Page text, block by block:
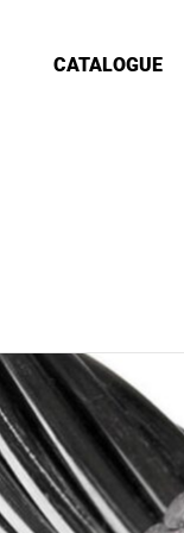
CATALOGUE
DETAILS